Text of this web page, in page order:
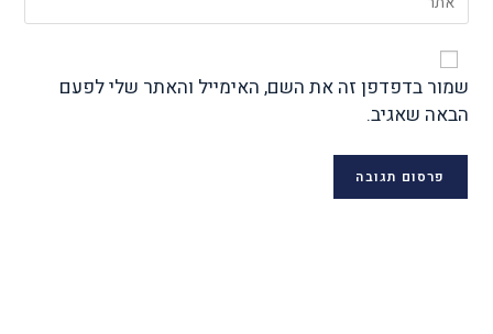
שמור בדפדפן זה את השם, האימייל והאתר שלי לפעם
הבאה שאגיב.